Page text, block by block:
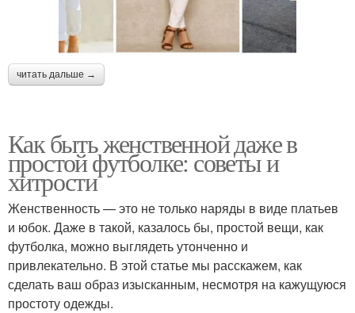
читать дальше →
Как быть женственной даже в
простой футболке: советы и
хитрости
Женственность — это не только наряды в виде платьев
и юбок. Даже в такой, казалось бы, простой вещи, как
футболка, можно выглядеть утонченно и
привлекательно. В этой статье мы расскажем, как
сделать ваш образ изысканным, несмотря на кажущуюся
простоту одежды.